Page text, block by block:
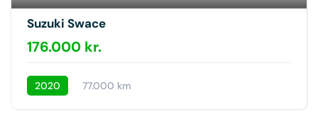
Suzuki Swace
176.000 kr.
2020 77.000 km